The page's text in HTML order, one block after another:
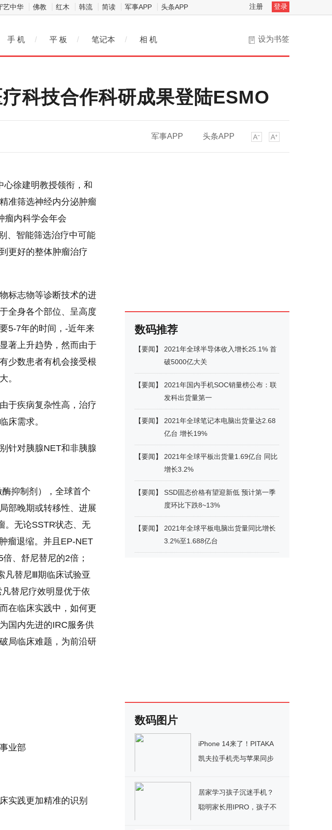
艺中华 佛教 红木 韩流 简读 军事APP 头条APP 注册 登录
设为书签
手 机 / 平 板 / 笔记本 / 相 机
科技合作科研成果登陆ESMO
军事APP 头条APP
徐建明教授领衔，和
准筛选神经内分泌肿瘤
瘤内科学会年会
、智能筛选治疗中可能
更好的整体肿瘤治疗
标志物等诊断技术的进
全身各个部位、呈高度
5-7年的时间，-近年来
著上升趋势，然而由于
少数患者有机会接受根
。
于疾病复杂性高，治疗
床需求。
针对胰腺NET和非胰腺
抑制剂），全球首个
部晚期或转移性、进展
。无论SSTR状态、无
瘤退缩。并且EP-NET
、舒尼替尼的2倍；
凡替尼Ⅲ期临床试验亚
替尼疗效明显优于依
在临床实践中，如何更
国内先进的IRC服务供
局临床难题，为前沿研
业部
实践更加精准的识别
数码推荐
【要闻】
2021年全球半导体收入增长25.1% 首
破5000亿大关
【要闻】
2021年国内手机SOC销量榜公布：联
发科出货量第一
【要闻】
2021年全球笔记本电脑出货量达2.68
亿台 增长19%
【要闻】
2021年全球平板出货量1.69亿台 同比
增长3.2%
【要闻】
SSD固态价格有望迎新低 预计第一季
度环比下跌8~13%
【要闻】
2021年全球平板电脑出货量同比增长
3.2%至1.688亿台
数码图片
iPhone 14来了！PITAKA
凯夫拉手机壳与苹果同步
居家学习孩子沉迷手机？
聪明家长用IPRO，孩子不